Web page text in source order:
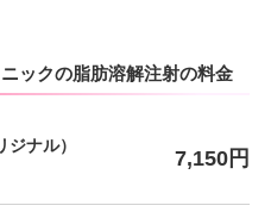
ックの脂肪溶解注射の料金
ナル）
7,150円